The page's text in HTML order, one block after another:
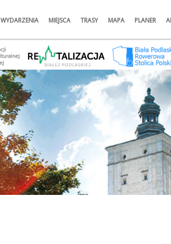
WYDARZENIA MIEJSCA TRASY MAPA PLANER